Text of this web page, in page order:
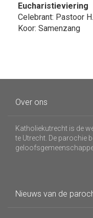
Eucharistieviering
Celebrant: Pastoor
Koor: Samenzang
Over ons
Katholiekutrecht is de
te Utrecht. De parochie
Nieuws van de